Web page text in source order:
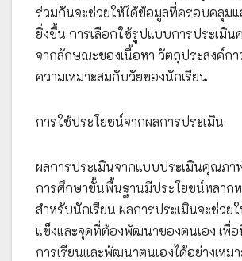
ร่วมกันจะช่วยให้ได้ข้อมูลที่ครอบคลุม
ยิ่งขึ้น การเลือกใช้รูปแบบการประเมิน
จากลักษณะของเนื้อหา วัตถุประสงค์กา
ความเหมาะสมกับวัยของนักเรียน
การใช้ประโยชน์จากผลการประเมิน
ผลการประเมินจากแบบประเมินคุณภา
การศึกษาขั้นพื้นฐานมีประโยชน์หลาก
สำหรับนักเรียน ผลการประเมินจะช่วย
แข็งและจุดที่ต้องพัฒนาของตนเอง เพื่อ
การเรียนและพัฒนาตนเองได้อย่างเหม